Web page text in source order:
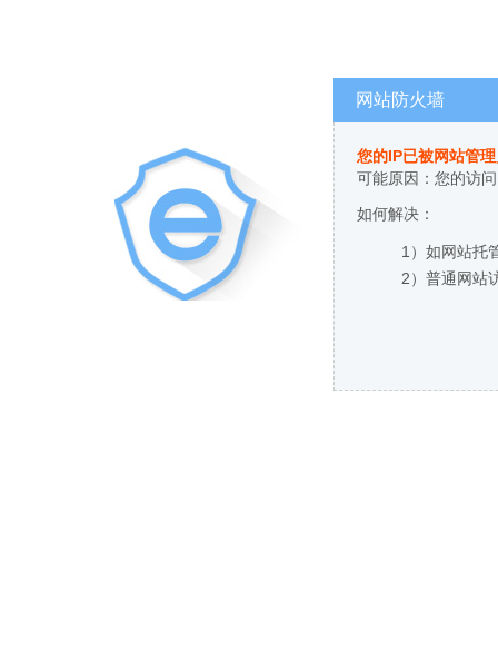
网站防火墙
您的IP已被网站管
可能原因：您的访
如何解决：
1）如网站托
2）普通网站